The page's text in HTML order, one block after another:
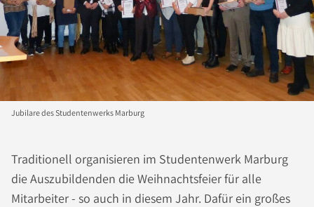
Jubilare des Studentenwerks Marburg
Traditionell organisieren im Studentenwerk Marburg
die Auszubildenden die Weihnachtsfeier für alle
Mitarbeiter - so auch in diesem Jahr. Dafür ein großes